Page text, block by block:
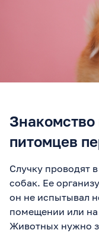
Знакомство
питомцев
Случку проводят
собак. Ее
он не испытывал
помещении или
Животных нужно